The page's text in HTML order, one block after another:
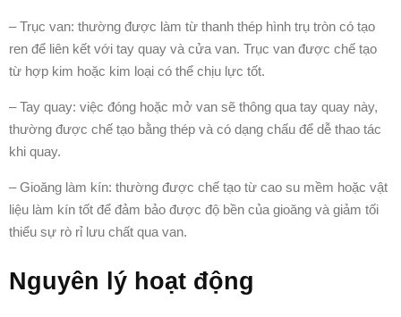
– Trục van: thường được làm từ thanh thép hình trụ tròn có tạo
ren để liên kết với tay quay và cửa van. Trục van được chế tạo
từ hợp kim hoặc kim loại có thể chịu lực tốt.
– Tay quay: việc đóng hoặc mở van sẽ thông qua tay quay này,
thường được chế tạo bằng thép và có dạng chấu để dễ thao tác
khi quay.
– Gioăng làm kín: thường được chế tạo từ cao su mềm hoặc vật
liệu làm kín tốt để đảm bảo được độ bền của gioăng và giảm tối
thiểu sự rò rỉ lưu chất qua van.
Nguyên lý hoạt động